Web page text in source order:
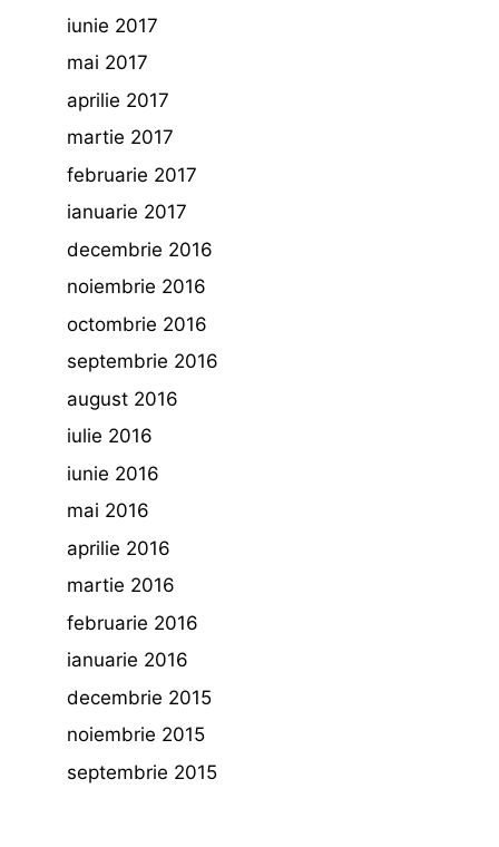
iunie 2017
mai 2017
aprilie 2017
martie 2017
februarie 2017
ianuarie 2017
decembrie 2016
noiembrie 2016
octombrie 2016
septembrie 2016
august 2016
iulie 2016
iunie 2016
mai 2016
aprilie 2016
martie 2016
februarie 2016
ianuarie 2016
decembrie 2015
noiembrie 2015
septembrie 2015